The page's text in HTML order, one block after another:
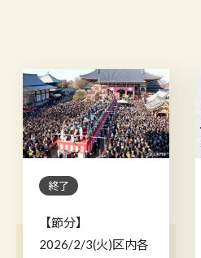
終了
【節分】
2026/2/3(火)区内各